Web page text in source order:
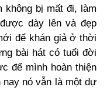
bị mất đi, làm
dày lên và đẹp
để khán giả ở thời
bài hát có tuổi đời
để mình hoàn thiện
nay nó vẫn là một dự